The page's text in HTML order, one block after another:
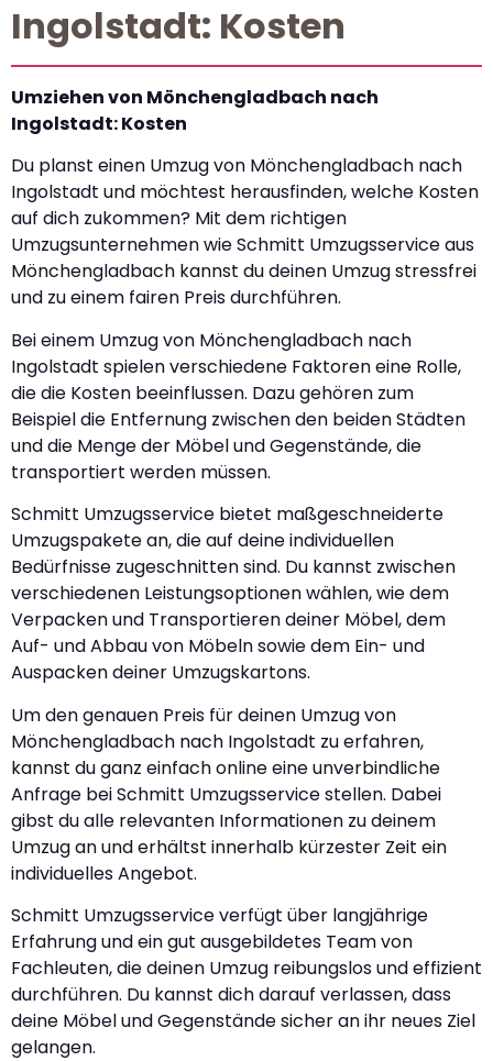
Ingolstadt: Kosten
Umziehen von Mönchengladbach nach
Ingolstadt: Kosten
Du planst einen Umzug von Mönchengladbach nach
Ingolstadt und möchtest herausfinden, welche Kosten
auf dich zukommen? Mit dem richtigen
Umzugsunternehmen wie Schmitt Umzugsservice aus
Mönchengladbach kannst du deinen Umzug stressfrei
und zu einem fairen Preis durchführen.
Bei einem Umzug von Mönchengladbach nach
Ingolstadt spielen verschiedene Faktoren eine Rolle,
die die Kosten beeinflussen. Dazu gehören zum
Beispiel die Entfernung zwischen den beiden Städten
und die Menge der Möbel und Gegenstände, die
transportiert werden müssen.
Schmitt Umzugsservice bietet maßgeschneiderte
Umzugspakete an, die auf deine individuellen
Bedürfnisse zugeschnitten sind. Du kannst zwischen
verschiedenen Leistungsoptionen wählen, wie dem
Verpacken und Transportieren deiner Möbel, dem
Auf- und Abbau von Möbeln sowie dem Ein- und
Auspacken deiner Umzugskartons.
Um den genauen Preis für deinen Umzug von
Mönchengladbach nach Ingolstadt zu erfahren,
kannst du ganz einfach online eine unverbindliche
Anfrage bei Schmitt Umzugsservice stellen. Dabei
gibst du alle relevanten Informationen zu deinem
Umzug an und erhältst innerhalb kürzester Zeit ein
individuelles Angebot.
Schmitt Umzugsservice verfügt über langjährige
Erfahrung und ein gut ausgebildetes Team von
Fachleuten, die deinen Umzug reibungslos und effizient
durchführen. Du kannst dich darauf verlassen, dass
deine Möbel und Gegenstände sicher an ihr neues Ziel
gelangen.